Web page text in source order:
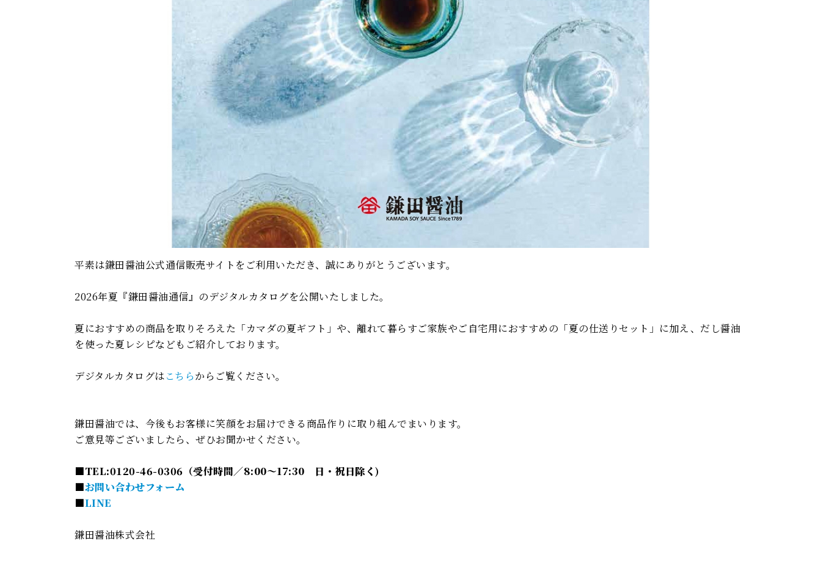
平素は鎌田醤油公式通信販売サイトをご利用いただき、誠にありがとうございます。
2026年夏『鎌田醤油通信』のデジタルカタログを公開いたしました。
夏におすすめの商品を取りそろえた「カマダの夏ギフト」や、離れて暮らすご家族やご自宅用におすすめの「夏の仕送りセット」に加え、だし醤油
を使った夏レシピなどもご紹介しております。
デジタルカタログはこちらからご覧ください。
鎌田醤油では、今後もお客様に笑顔をお届けできる商品作りに取り組んでまいります。
ご意見等ございましたら、ぜひお聞かせください。
■TEL:0120-46-0306（受付時間／8:00〜17:30 日・祝日除く)
■お問い合わせフォーム
■LINE
鎌田醤油株式会社